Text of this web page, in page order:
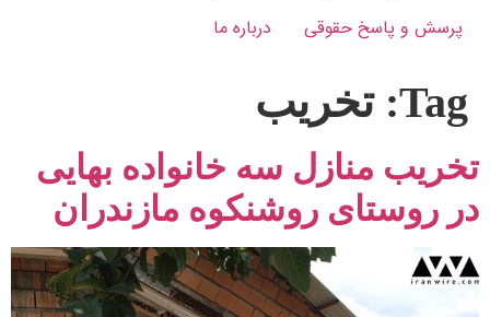
پرسش و پاسخ‌ حقوقی
درباره ما
Tag: تخریب
تخریب منازل سه خانواده بهایی
در روستای روشنکوه مازندران